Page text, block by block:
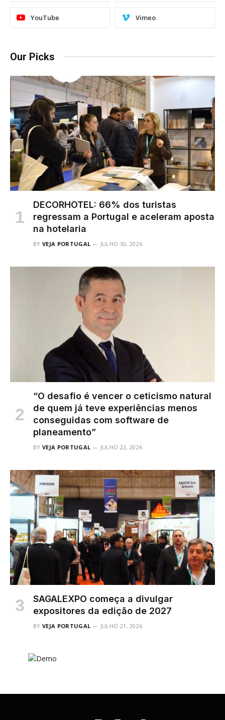
YouTube Vimeo
Our Picks
DECORHOTEL: 66% dos turistas
regressam a Portugal e aceleram aposta
na hotelaria
BY VEJA PORTUGAL JULHO 30, 2026
“O desafio é vencer o ceticismo natural
de quem já teve experiências menos
conseguidas com software de
planeamento”
BY VEJA PORTUGAL JULHO 22, 2026
SAGALEXPO começa a divulgar
expositores da edição de 2027
BY VEJA PORTUGAL JULHO 21, 2026